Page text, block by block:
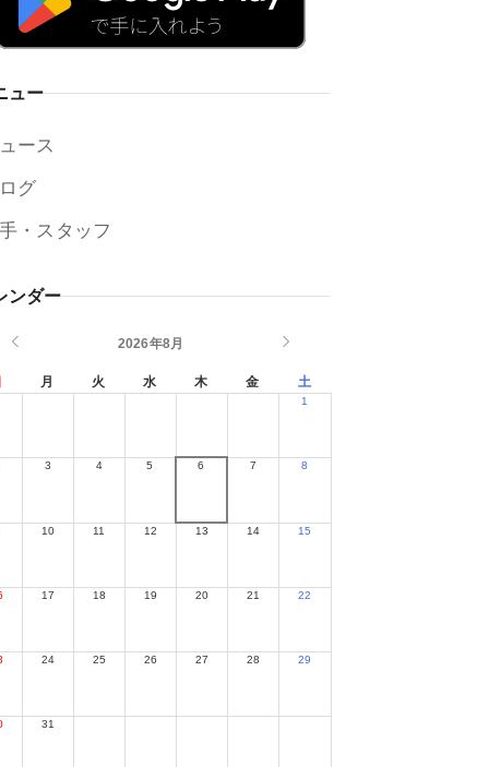
ュー
ース
グ
・スタッフ
ンダー
2026年8月
月 火 水 木 金 土
1
3 4 5 6 7 8
10 11 12 13 14 15
17 18 19 20 21 22
24 25 26 27 28 29
31